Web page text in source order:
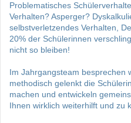
Problematisches
Verhalten? Asperger?
selbstverletzendes Verhalten,
20% der Schülerinnen
nicht so bleiben!
Im Jahrgangsteam besprechen
methodisch gelenkt die
machen und entwickeln
Ihnen wirklich weiterhilft und zu